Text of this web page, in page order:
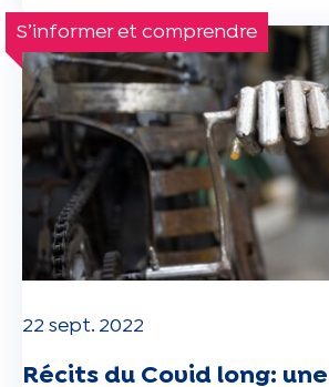
S’informer et comprendre
22 sept. 2022
Récits du Covid long: